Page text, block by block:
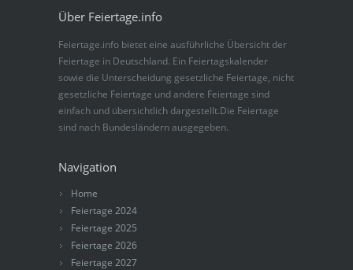
Über Feiertage.info
Feiertage.info bietet eine ausführliche Übersicht der
Feiertage in Deutschland. Ein Feiertagskalender
sowie die Unterscheidung gesetzliche Feiertage, nicht
gesetzliche Feiertage und andere Feiertage sind
einfach und übersichtlich dargestellt.Die Feiertage
sind nach Bundesländern ausgegeben.
Navigation
Home
Feiertage 2024
Feiertage 2025
Feiertage 2026
Feiertage 2027